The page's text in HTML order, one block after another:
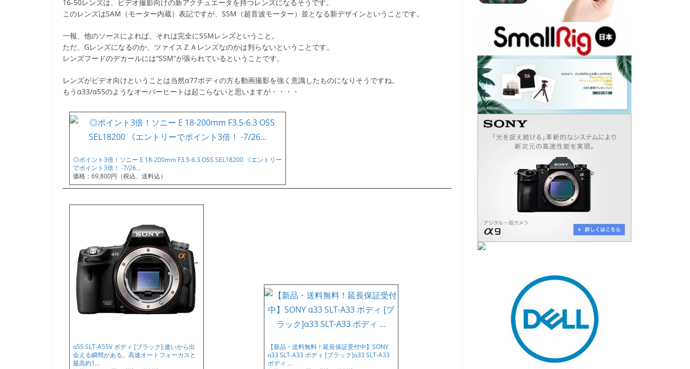
16-50レンズは、ビデオ撮影向けの新アクチュエータを持つレンズになるそうです。
このレンズはSAM（モーター内蔵）表記ですが、SSM（超音波モーター）並となる新デザインということです。
一報、他のソースによれば、それは完全にSSMレンズということ。
ただ、Gレンズになるのか、ツァイスＺＡレンズなのかは判らないということです。
レンズフードのデカールには“SSM”が張られているということです。
レンズがビデオ向けということは当然α77ボディの方も動画撮影を強く意識したものになりそうですね。
もうα33/α55のようなオーバーヒートは起こらないと思いますが・・・・
◎ポイント3倍！ソニー E 18-200mm F3.5-6.3 OSS SEL18200 《エントリー
でポイント3倍！ -7/26…
価格：69,800円（税込、送料込）
α55 SLT-A55V ボディ [ブラック]:速いから出
会える瞬間がある。高速オートフォーカスと
最高約1…
【新品・送料無料！延長保証受付中】SONY
α33 SLT-A33 ボディ [ブラック]α33 SLT-A33
ボディ …